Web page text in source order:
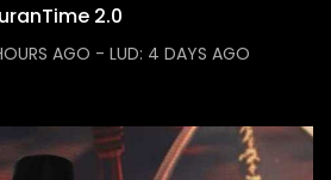
2.0
AGO - LUD: 4 DAYS AGO